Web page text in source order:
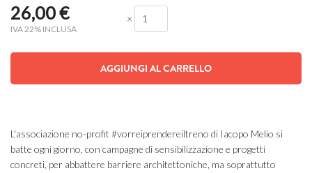
26,00€
IVA 22% INCLUSA
×
AGGIUNGI AL CARRELLO
L'associazione no-profit #vorreiprendereiltreno di Iacopo Melio si
batte ogni giorno, con campagne di sensibilizzazione e progetti
concreti, per abbattere barriere architettoniche, ma soprattutto